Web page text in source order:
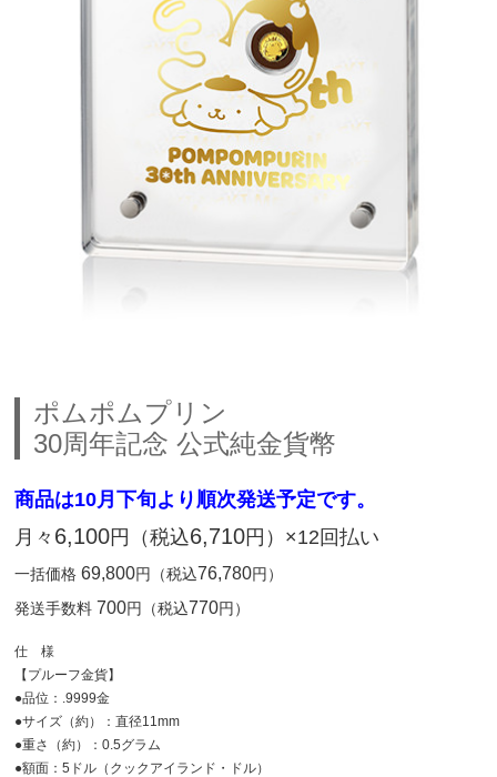
ポムポムプリン
30周年記念 公式純金貨幣
商品は10月下旬より順次発送予定です。
月々 6,100円（税込6,710円）×12回払い
一括価格69,800円（税込76,780円）
発送手数料700円（税込770円）
仕 様
【プルーフ金貨】
●品位：.9999金
●サイズ（約）：直径11mm
●重さ（約）：0.5グラム
●額面：5ドル（クックアイランド・ドル）